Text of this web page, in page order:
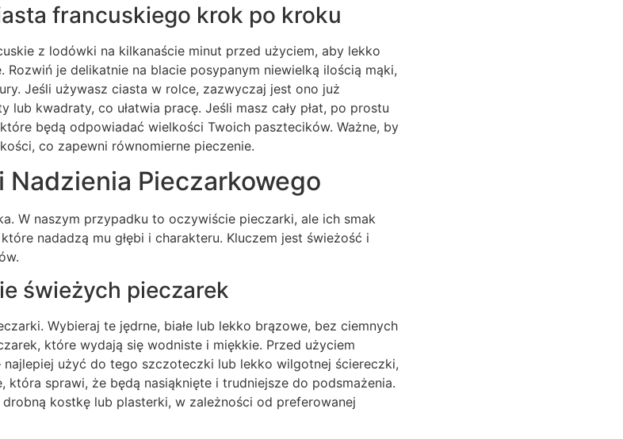
francuskiego krok po kroku
z lodówki na kilkanaście minut przed użyciem, aby lekko
Rozwiń je delikatnie na blacie posypanym niewielką ilością mąki,
Jeśli używasz ciasta w rolce, zazwyczaj jest ono już
kwadraty, co ułatwia pracę. Jeśli masz cały płat, po prostu
będą odpowiadać wielkości Twoich pasztecików. Ważne, by
co zapewni równomierne pieczenie.
Nadzienia Pieczarkowego
W naszym przypadku to oczywiście pieczarki, ale ich smak
nadadzą mu głębi i charakteru. Kluczem jest świeżość i
świeżych pieczarek
Wybieraj te jędrne, białe lub lekko brązowe, bez ciemnych
które wydają się wodniste i miękkie. Przed użyciem
najlepiej użyć do tego szczoteczki lub lekko wilgotnej ściereczki,
która sprawi, że będą nasiąknięte i trudniejsze do podsmażenia.
kostkę lub plasterki, w zależności od preferowanej